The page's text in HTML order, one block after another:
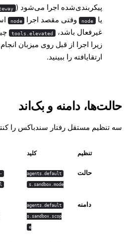
پیکربندی‌شده اجرا می‌شود (
یا
node وقتی مقصد اجرا node
غیرفعال باشد،
tools.elevated
زیرا اجرا از قبل روی میزبان
ارتقایافته را ببینید.
حالت‌ها، دامنه و بک‌اند
سه تنظیم مستقل رفتار سندباکس را
تنظیم کلید
حالت agents.default
s.sandbox.mode
دامنه agents.default
s.sandbox.scop
e